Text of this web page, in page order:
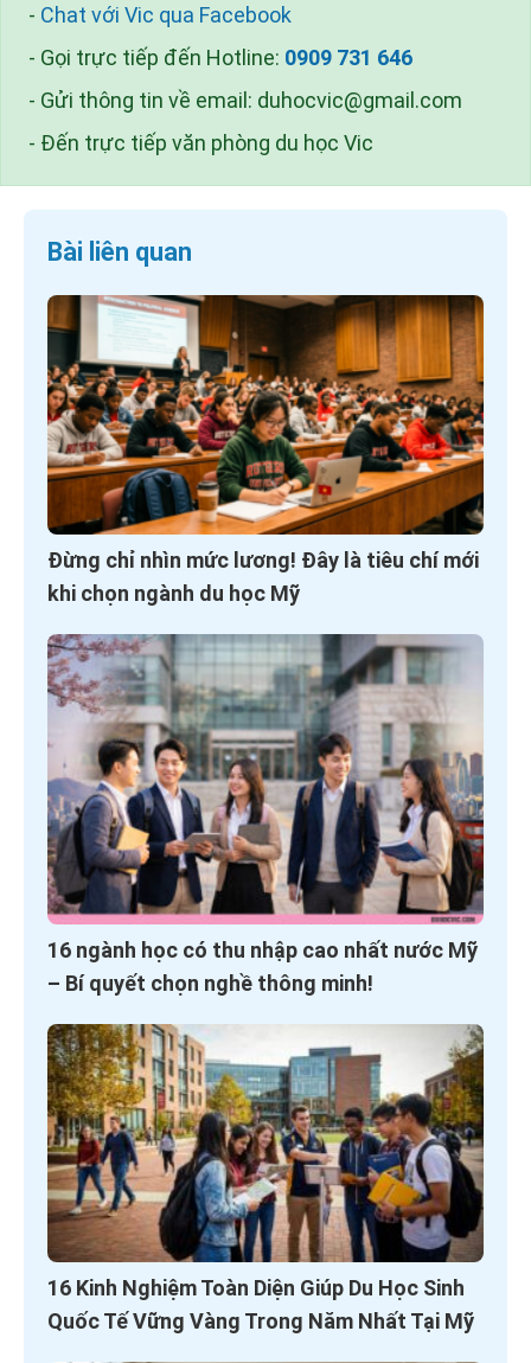
- Chat với Vic qua Facebook
- Gọi trực tiếp đến Hotline: 0909 731 646
- Gửi thông tin về email: duhocvic@gmail.com
- Đến trực tiếp văn phòng du học Vic
Bài liên quan
Đừng chỉ nhìn mức lương! Đây là tiêu chí mới
khi chọn ngành du học Mỹ
16 ngành học có thu nhập cao nhất nước Mỹ
– Bí quyết chọn nghề thông minh!
16 Kinh Nghiệm Toàn Diện Giúp Du Học Sinh
Quốc Tế Vững Vàng Trong Năm Nhất Tại Mỹ